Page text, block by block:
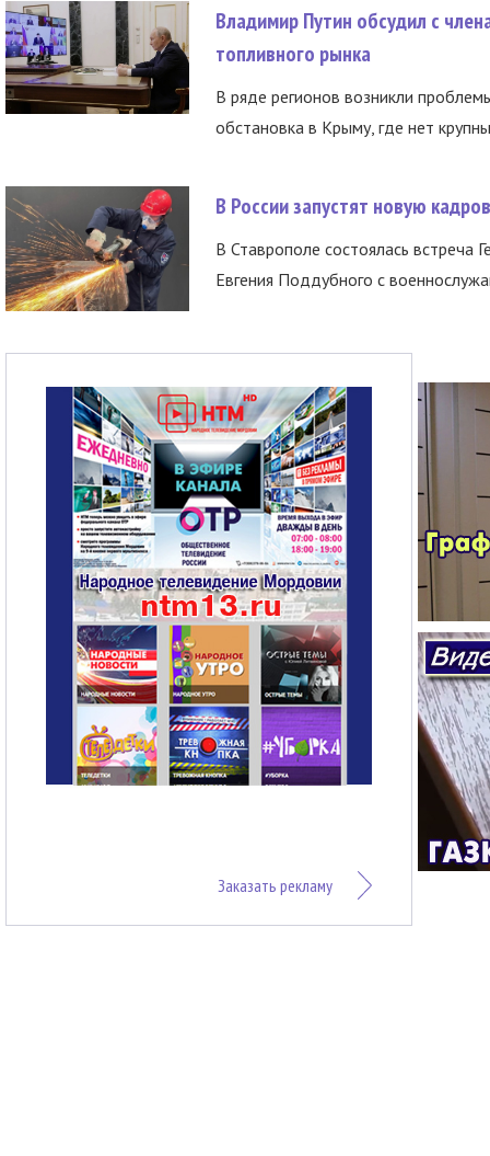
Владимир Путин обсудил с
топливного рынка
В ряде регионов возникли
обстановка в Крыму, где нет
В России запустят новую
В Ставрополе состоялась встреча
Евгения Поддубного с
Заказать рекламу